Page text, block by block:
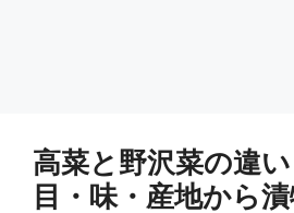
高菜と野沢菜の違
目・味・産地から